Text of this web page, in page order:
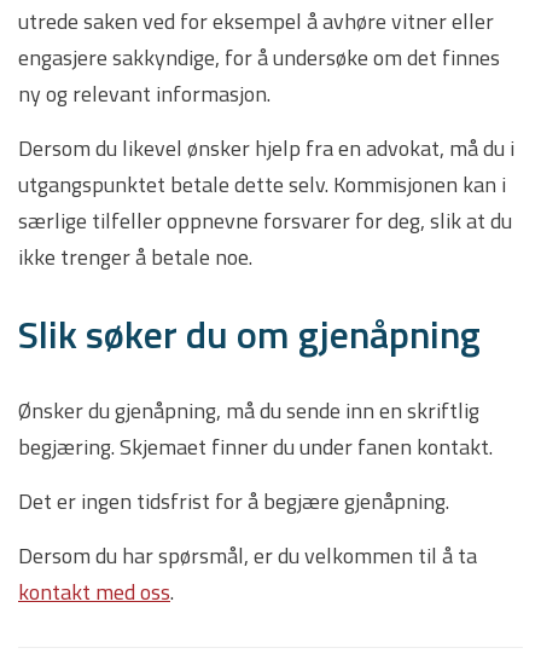
utrede saken ved for eksempel å avhøre vitner eller
engasjere sakkyndige, for å undersøke om det finnes
ny og relevant informasjon.
Dersom du likevel ønsker hjelp fra en advokat, må du i
utgangspunktet betale dette selv. Kommisjonen kan i
særlige tilfeller oppnevne forsvarer for deg, slik at du
ikke trenger å betale noe.
Slik søker du om gjenåpning
Ønsker du gjenåpning, må du sende inn en skriftlig
begjæring. Skjemaet finner du under fanen kontakt.
Det er ingen tidsfrist for å begjære gjenåpning.
Dersom du har spørsmål, er du velkommen til å ta
kontakt med oss.